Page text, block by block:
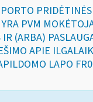
PVM
(ARBA)
APIE
LAPO